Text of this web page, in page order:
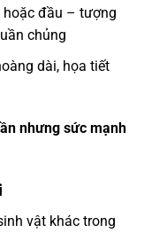
đầu – tượng
chủng
dài, họa tiết
nhưng sức mạnh
vật khác trong